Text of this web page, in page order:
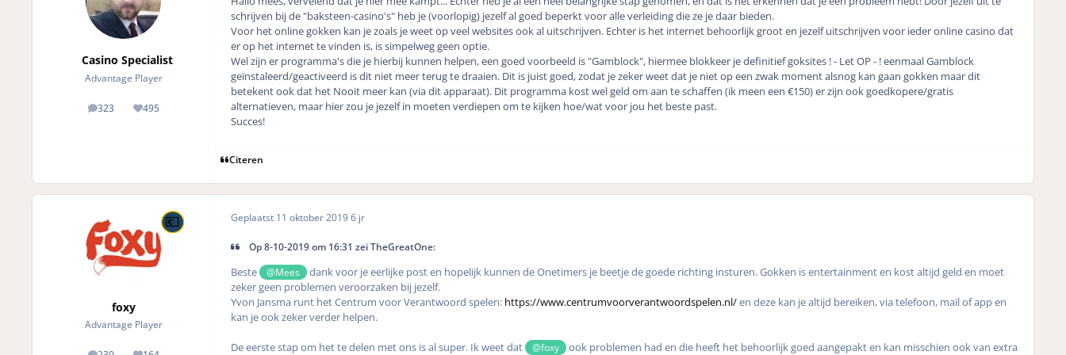
Casino Specialist
Advantage Player
323
posts 495
Reputation
schrijven bij de "baksteen-casino's" heb je (voorlopig) jezelf al goed beperkt voor alle verleiding die ze je daar bieden.
Voor het online gokken kan je zoals je weet op veel websites ook al uitschrijven. Echter is het internet behoorlijk groot en jezelf uitschrijven voor ieder online casino dat
er op het internet te vinden is, is simpelweg geen optie.
Wel zijn er programma's die je hierbij kunnen helpen, een goed voorbeeld is "Gamblock", hiermee blokkeer je definitief goksites ! - Let OP - ! eenmaal Gamblock
geïnstaleerd/geactiveerd is dit niet meer terug te draaien. Dit is juist goed, zodat je zeker weet dat je niet op een zwak moment alsnog kan gaan gokken maar dit
betekent ook dat het Nooit meer kan (via dit apparaat). Dit programma kost wel geld om aan te schaffen (ik meen een €150) er zijn ook goedkopere/gratis
alternatieven, maar hier zou je jezelf in moeten verdiepen om te kijken hoe/wat voor jou het beste past.
Succes!
Citeren
foxy
Advantage Player
Geplaatst 11 oktober 20196 jr
Op 8-10-2019 om 16:31 zei TheGreatOne:
Beste @Mees
dank voor je eerlijke post en hopelijk kunnen de Onetimers je beetje de goede richting insturen. Gokken is entertainment en kost altijd geld en moet
zeker geen problemen veroorzaken bij jezelf.
Yvon Jansma runt het Centrum voor Verantwoord spelen: https://www.centrumvoorverantwoordspelen.nl/en deze kan je altijd bereiken, via telefoon, mail of app en
kan je ook zeker verder helpen.
De eerste stap om het te delen met ons is al super. Ik weet dat @foxy ook problemen had en die heeft het behoorlijk goed aangepakt en kan misschien ook van extra